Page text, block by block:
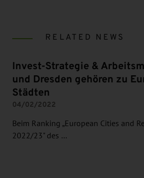
RELATED NEWS
Invest-Strategie &
und Dresden gehören zu
Städten
04/02/2022
Beim Ranking „European Cities and
2022/23" des …